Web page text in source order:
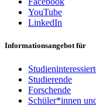
YouTube
LinkedIn
Informationsangebot für
Studierende
Forschende
Schüler*innen